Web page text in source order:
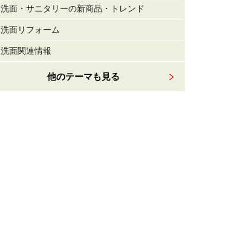
洗面・サニタリーの新商品・トレンド
洗面リフォーム
洗面関連情報
他のテーマも見る